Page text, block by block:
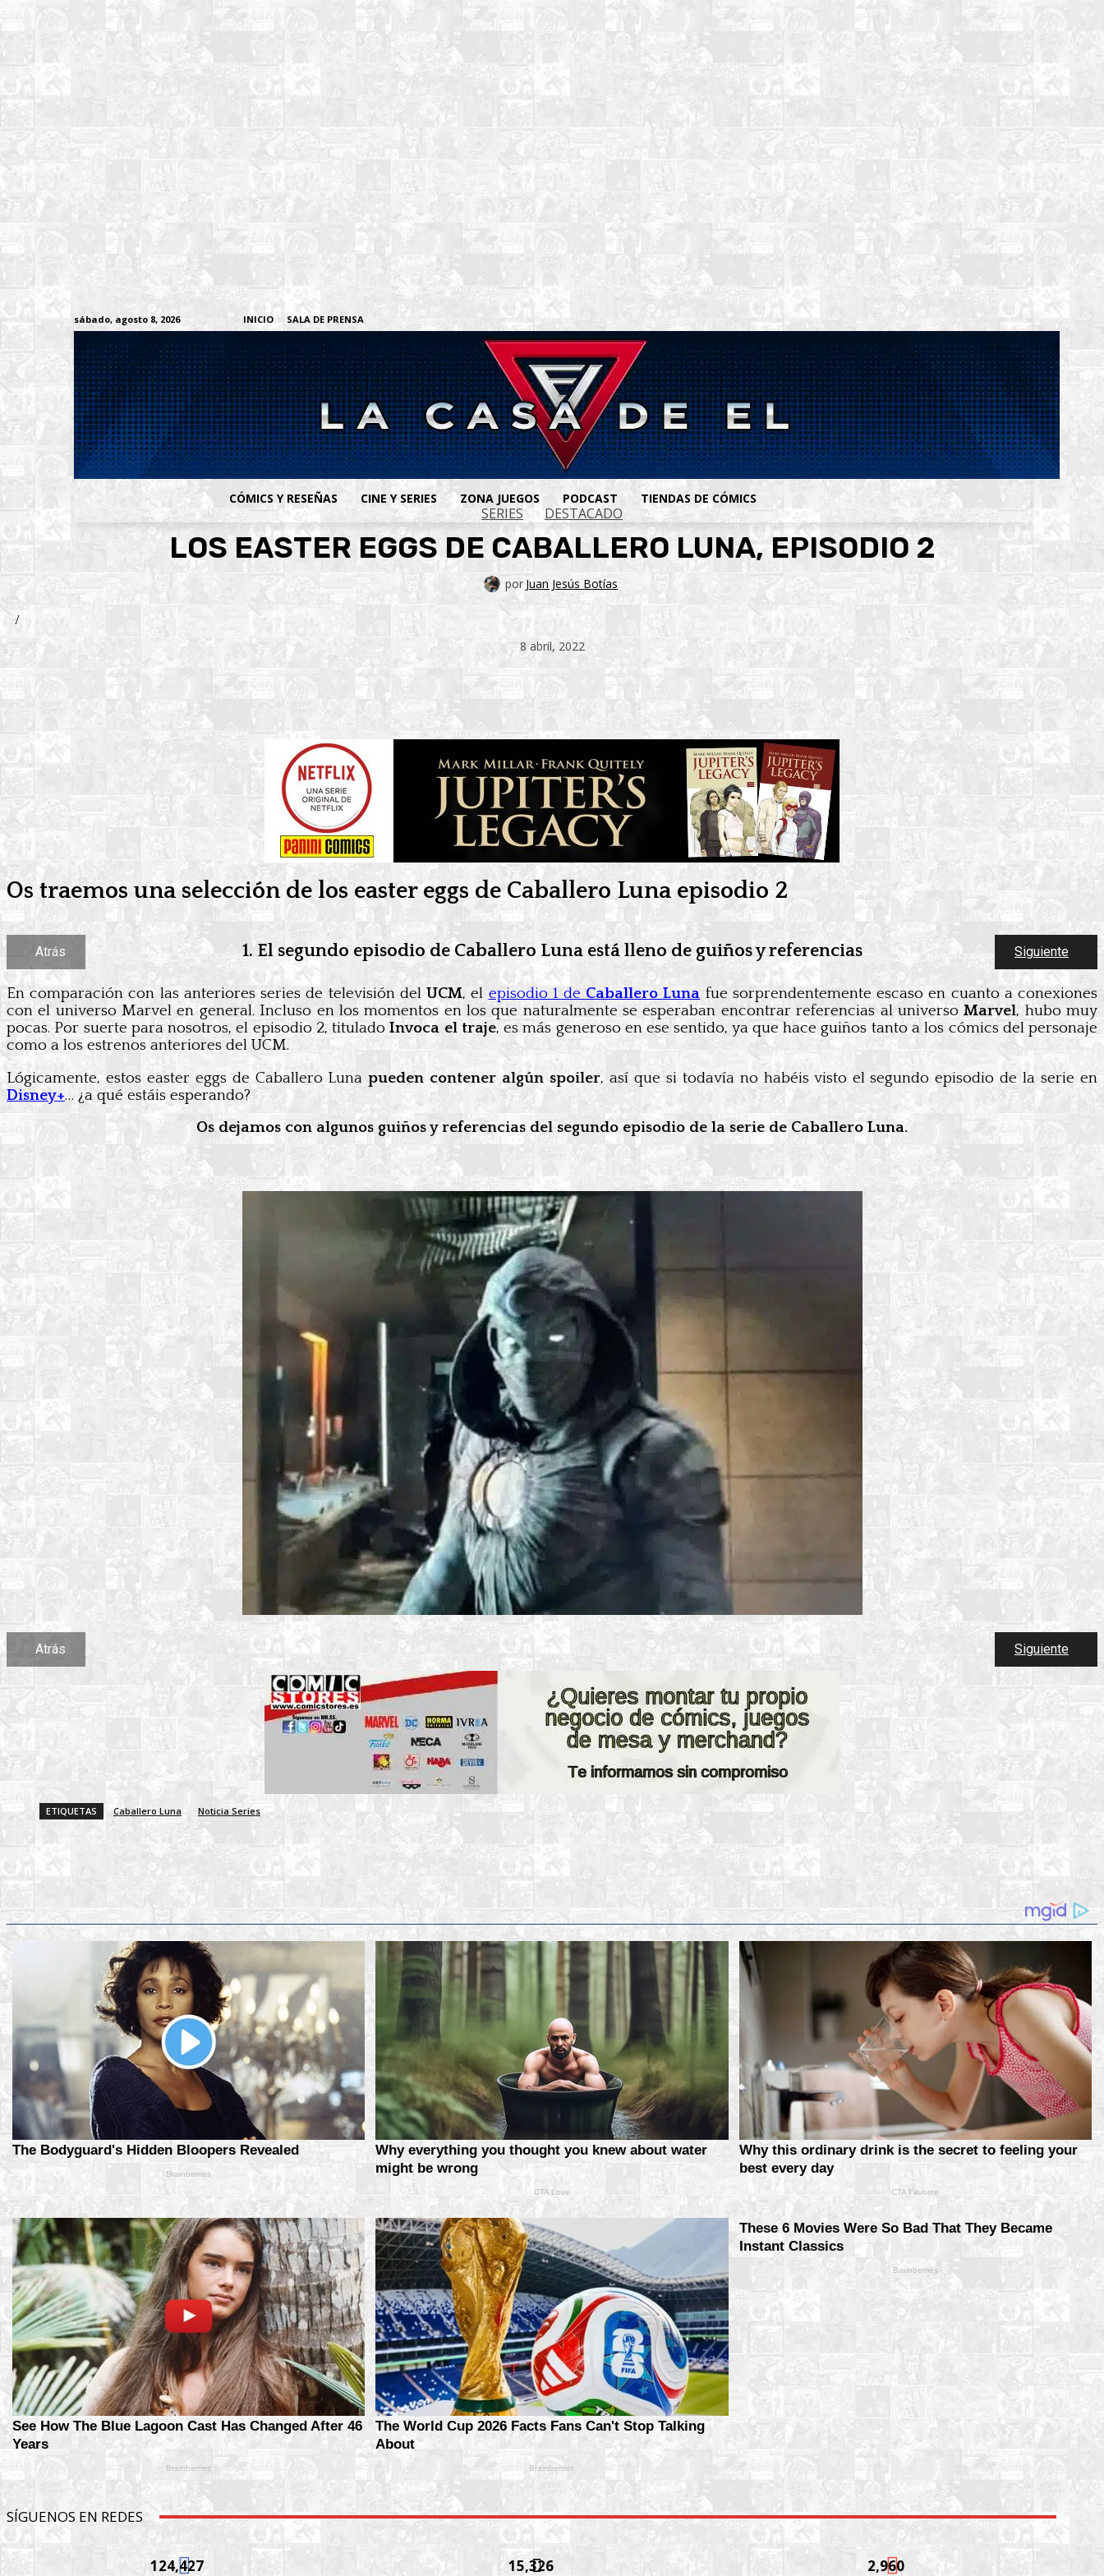
sábado, agosto 8, 2026 INICIO SALA DE PRENSA
CÓMICS Y RESEÑAS CINE Y SERIES ZONA JUEGOS PODCAST TIENDAS DE CÓMICS
SERIES DESTACADO
LOS EASTER EGGS DE CABALLERO LUNA, EPISODIO 2
por Juan Jesús Botías
/
8 abril, 2022
Facebook X Telegram WhatsApp
Os traemos una selección de los easter eggs de Caballero Luna episodio 2
Atrás Siguiente
1. El segundo episodio de Caballero Luna está lleno de guiños y referencias
En comparación con las anteriores series de televisión delUCM, el episodio 1 de Caballero Luna fue sorprendentemente escaso en cuanto a conexiones
con el universo Marvel en general. Incluso en los momentos en los que naturalmente se esperaban encontrar referencias al universoMarvel, hubo muy
pocas. Por suerte para nosotros, el episodio 2, tituladoInvoca el traje, es más generoso en ese sentido, ya que hace guiños tanto a los cómics del personaje
como a los estrenos anteriores del UCM.
Lógicamente, estos easter eggs de Caballero Lunapueden contener algún spoiler, así que si todavía no habéis visto el segundo episodio de la serie en
Disney+… ¿a qué estáis esperando?
Os dejamos con algunos guiños y referencias del segundo episodio de la serie de Caballero Luna.
Atrás Siguiente
ETIQUETAS Caballero Luna Noticia Series
Telegram
SÍGUENOS EN REDES
124,427 15,326 2,960